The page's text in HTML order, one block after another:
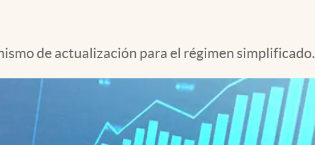
de actualización para el régimen simplificado.